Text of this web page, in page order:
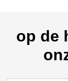
op de